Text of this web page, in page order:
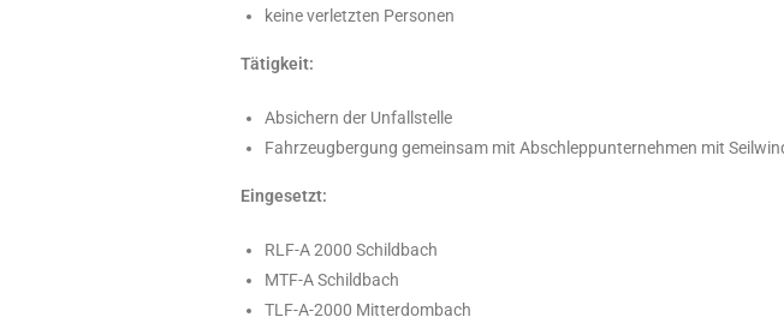
keine verletzten Personen
Tätigkeit:
Absichern der Unfallstelle
Fahrzeugbergung gemeinsam mit Abschleppunternehmen mit
Eingesetzt:
RLF-A 2000 Schildbach
MTF-A Schildbach
TLF-A-2000 Mitterdombach